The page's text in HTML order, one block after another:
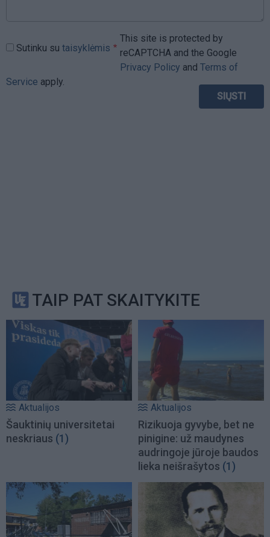
Sutinku su taisyklėmis
This site is protected by
reCAPTCHA and the Google
Privacy Policy and Terms of
Service apply.
TAIP PAT SKAITYKITE
Aktualijos
Šauktinių universitetai
neskriaus (1)
Aktualijos
Rizikuoja gyvybe, bet ne
pinigine: už maudynes
audringoje jūroje baudos
lieka neišrašytos (1)